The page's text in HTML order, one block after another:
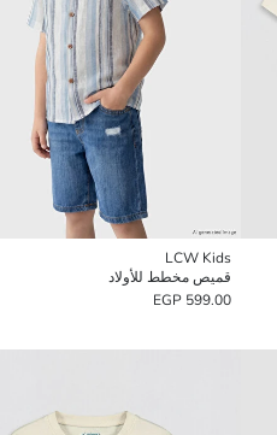
LCW Kids
قميص مخطط للأولاد
599.00 EGP